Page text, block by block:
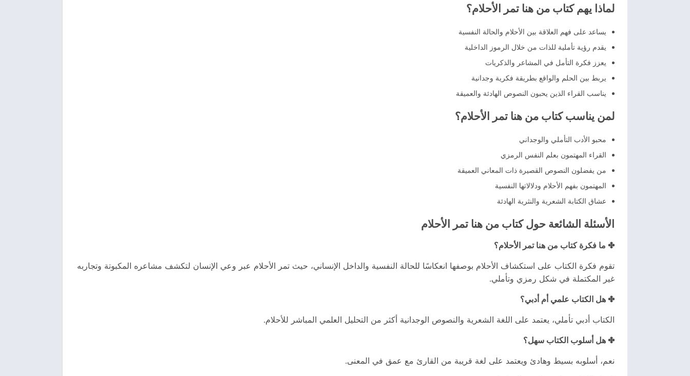
لماذا يهم كتاب من هنا تمر الأحلام؟
يساعد على فهم العلاقة بين الأحلام والحالة النفسية
يقدم رؤية تأملية للذات من خلال الرموز الداخلية
يعزز فكرة التأمل في المشاعر والذكريات
يربط بين الحلم والواقع بطريقة فكرية وجدانية
يناسب القراء الذين يحبون النصوص الهادئة والعميقة
لمن يناسب كتاب من هنا تمر الأحلام؟
محبو الأدب التأملي والوجداني
القراء المهتمون بعلم النفس الرمزي
من يفضلون النصوص القصيرة ذات المعاني العميقة
المهتمون بفهم الأحلام ودلالاتها النفسية
عشاق الكتابة الشعرية والنثرية الهادئة
الأسئلة الشائعة حول كتاب من هنا تمر الأحلام
✤ ما فكرة كتاب من هنا تمر الأحلام؟
تقوم فكرة الكتاب على استكشاف الأحلام بوصفها انعكاسًا للحالة النفسية والداخل الإنساني، حيث تمر الأحلام عبر وعي الإنسان لتكشف مشاعره المكبوتة وتجاربه
غير المكتملة في شكل رمزي وتأملي.
✤ هل الكتاب علمي أم أدبي؟
الكتاب أدبي تأملي، يعتمد على اللغة الشعرية والنصوص الوجدانية أكثر من التحليل العلمي المباشر للأحلام.
✤ هل أسلوب الكتاب سهل؟
نعم، أسلوبه بسيط وهادئ ويعتمد على لغة قريبة من القارئ مع عمق في المعنى.